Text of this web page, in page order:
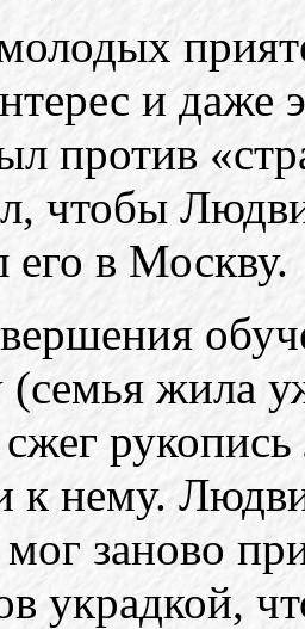
и даже
против
чтобы
его в Москву.
жила
к нему.
заново
украдкой,